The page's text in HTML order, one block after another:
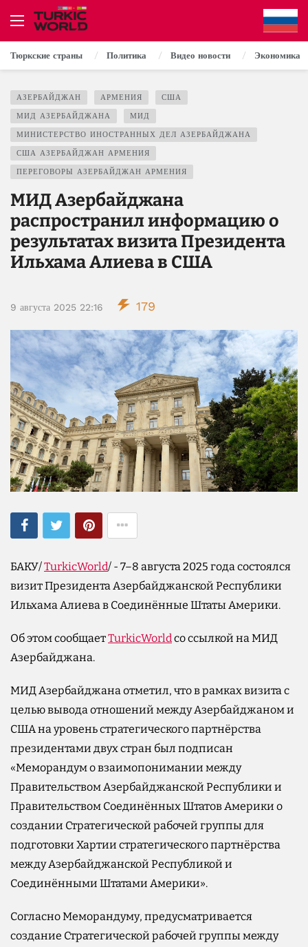
Тюркские страны Политика Видео новости Экономика
АЗЕРБАЙДЖАН АРМЕНИЯ США
МИД АЗЕРБАЙДЖАНА МИД
МИНИСТЕРСТВО ИНОСТРАННЫХ ДЕЛ АЗЕРБАЙДЖАНА
США АЗЕРБАЙДЖАН АРМЕНИЯ
ПЕРЕГОВОРЫ АЗЕРБАЙДЖАН АРМЕНИЯ
МИД Азербайджана
распространил информацию о
результатах визита Президента
Ильхама Алиева в США
9 августа 2025 22:16 179
БАКУ/TurkicWorld/ - 7–8 августа 2025 года состоялся
визит Президента Азербайджанской Республики
Ильхама Алиева в Соединённые Штаты Америки.
Об этом сообщаетTurkicWorldсо ссылкой на МИД
Азербайджана.
МИД Азербайджана отметил, что в рамках визита с
целью вывода отношений между Азербайджаном и
США на уровень стратегического партнёрства
президентами двух стран был подписан
«Меморандум о взаимопонимании между
Правительством Азербайджанской Республики и
Правительством Соединённых Штатов Америки о
создании Стратегической рабочей группы для
подготовки Хартии стратегического партнёрства
между Азербайджанской Республикой и
Соединёнными Штатами Америки».
Согласно Меморандуму, предусматривается
создание Стратегической рабочей группы между